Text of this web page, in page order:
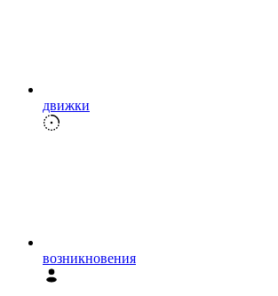
движки
возникновения